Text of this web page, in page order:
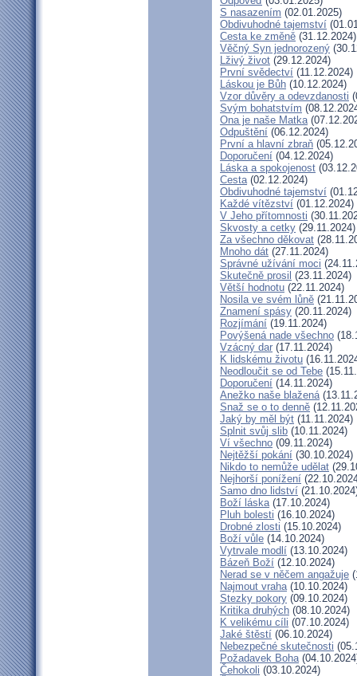
S nasazením (02.01.2025)
Obdivuhodné tajemství
Cesta ke změně (31.12.2024)
Věčný Syn jednorozený
Lživý život (29.12.2024)
První svědectví (11.12.2024)
Láskou je Bůh (10.12.2024)
Vzor důvěry a odevzdanosti
Svým bohatstvím
Ona je naše Matka
Odpuštění (06.12.2024)
První a hlavní zbraň
Doporučení (04.12.2024)
Láska a spokojenost
Cesta(02.12.2024)
Obdivuhodné tajemství
Každé vítězství (01.12.2024)
V Jeho přítomnosti
Skvosty a cetky (29.11.2024)
Za všechno děkovat
Mnoho dát (27.11.2024)
Správné užívání moci
Skutečně prosil (23.11.2024)
Větší hodnotu (22.11.2024)
Nosila ve svém lůně
Znamení spásy (20.11.2024)
Rozjímání (19.11.2024)
Povýšená nade všechno
Vzácný dar (17.11.2024)
K lidskému životu
Neodloučit se od Tebe
Doporučení (14.11.2024)
Anežko naše blažená
Snaž se o to denně
Jaký by měl být (11.11.2024)
Splnit svůj slib (10.11.2024)
Ví všechno (09.11.2024)
Nejtěžší pokání (30.10.2024)
Nikdo to nemůže udělat
Nejhorší ponížení
Samo dno lidství
Boží láska(17.10.2024)
Pluh bolesti (16.10.2024)
Drobné zlosti (15.10.2024)
Boží vůle (14.10.2024)
Vytrvale modlí (13.10.2024)
Bázeň Boží (12.10.2024)
Nerad se v něčem angažuje
Najmout vraha(10.10.2024)
Stezky pokory (09.10.2024)
Kritika druhých (08.10.2024)
K velikému cíli (07.10.2024)
Jaké štěstí (06.10.2024)
Nebezpečné skutečnosti
Požadavek Boha
Čehokoli (03.10.2024)